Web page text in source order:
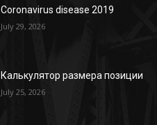
Coronavirus disease 2019
July 29, 2026
Калькулятор размера позиции
July 25, 2026